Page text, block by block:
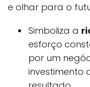
e olhar para o
Simboliza a
esforço
por um
investimento